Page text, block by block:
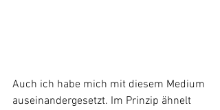
Auch ich habe mich mit diesem Medium
auseinandergesetzt. Im Prinzip ähnelt